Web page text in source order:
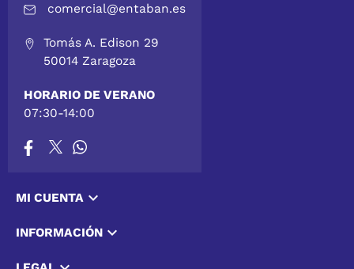
comercial@entaban.es
Tomás A. Edison 29
50014 Zaragoza
HORARIO DE VERANO
07:30-14:00
MI CUENTA 
INFORMACIÓN 